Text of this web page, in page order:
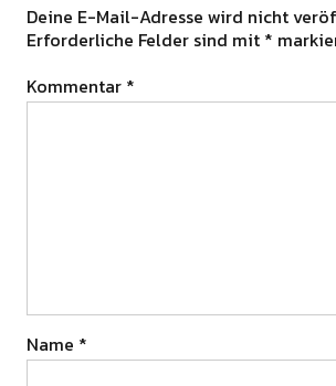
Deine E-Mail-Adresse wird nicht
Erforderliche Felder sind mit *
Kommentar *
Name *